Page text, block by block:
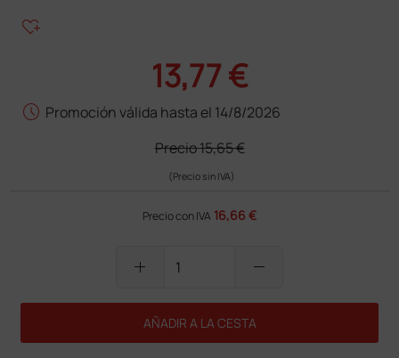
heart_plus
13,77 €
schedule Promoción válida hasta el 14/8/2026
Precio15,65 €
(Precio sin IVA)
Precio con IVA 16,66 €
add remove
AÑADIR A LA CESTA